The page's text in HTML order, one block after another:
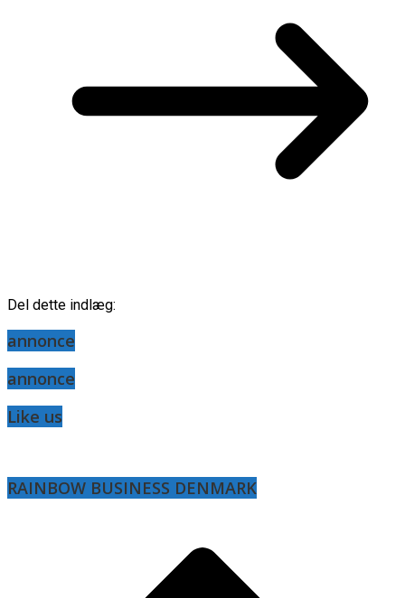
Del dette indlæg:
annonce
annonce
Like us
RAINBOW BUSINESS DENMARK